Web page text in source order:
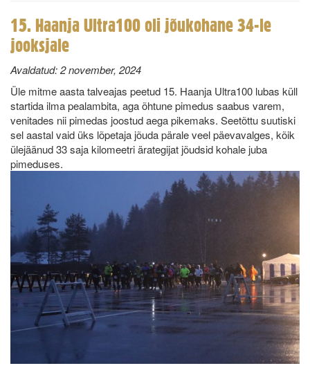
15. Haanja Ultra100 oli jõukohane 34-le
jooksjale
Avaldatud:2 november, 2024
Üle mitme aasta talveajas peetud 15. Haanja Ultra100 lubas küll
startida ilma pealambita, aga õhtune pimedus saabus varem,
venitades nii pimedas joostud aega pikemaks. Seetõttu suutiski
sel aastal vaid üks lõpetaja jõuda pärale veel päevavalges, kõik
ülejäänud 33 saja kilomeetri ärategijat jõudsid kohale juba
pimeduses.